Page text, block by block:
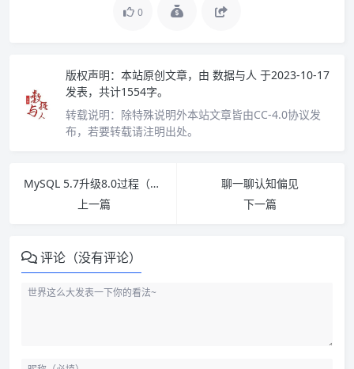
0
版权声明： 本站原创文章，由 数据与人 于2023-10-17
发表，共计1554字。
转载说明： 除特殊说明外本站文章皆由CC-4.0协议发
布，若要转载请注明出处。
MySQL 5.7升级8.0过程（详解）
上一篇
聊一聊认知偏见
下一篇
评论（没有评论）